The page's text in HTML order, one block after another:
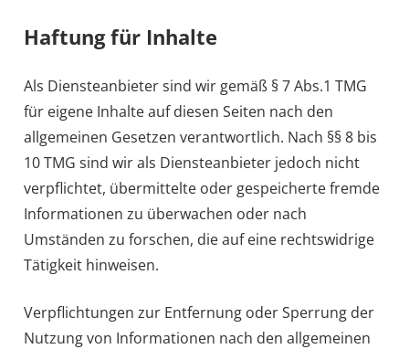
Haftung für Inhalte
Als Diensteanbieter sind wir gemäß § 7 Abs.1 TMG
für eigene Inhalte auf diesen Seiten nach den
allgemeinen Gesetzen verantwortlich. Nach §§ 8 bis
10 TMG sind wir als Diensteanbieter jedoch nicht
verpflichtet, übermittelte oder gespeicherte fremde
Informationen zu überwachen oder nach
Umständen zu forschen, die auf eine rechtswidrige
Tätigkeit hinweisen.
Verpflichtungen zur Entfernung oder Sperrung der
Nutzung von Informationen nach den allgemeinen